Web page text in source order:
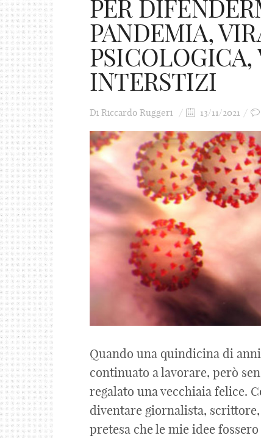
PER
PANDEMIA,
PSICOLOGICA,
INTERSTIZI
Di Riccardo Ruggeri 13/11/2021
Quando una quindicina di
continuato a lavorare, però
regalato una vecchiaia felice.
diventare giornalista,
pretesa che le mie idee